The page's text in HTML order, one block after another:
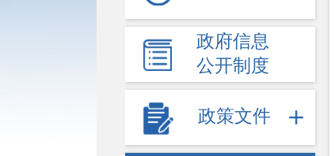
政府信息
公开制度
政策文件